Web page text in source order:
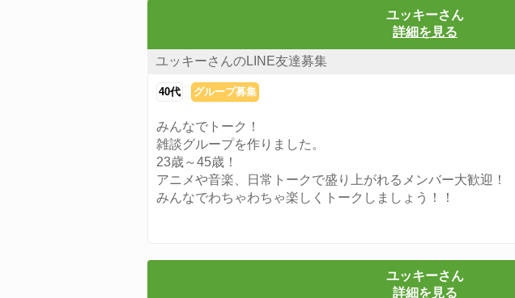
ユッキーさん
詳細を見る
ユッキーさんのLINE友達募集
40代 グループ募集
みんなでトーク！
雑談グループを作りました。
23歳～45歳！
アニメや音楽、日常トークで盛り上がれるメンバー大歓迎！
みんなでわちゃわちゃ楽しくトークしましょう！！
ユッキーさん
詳細を見る